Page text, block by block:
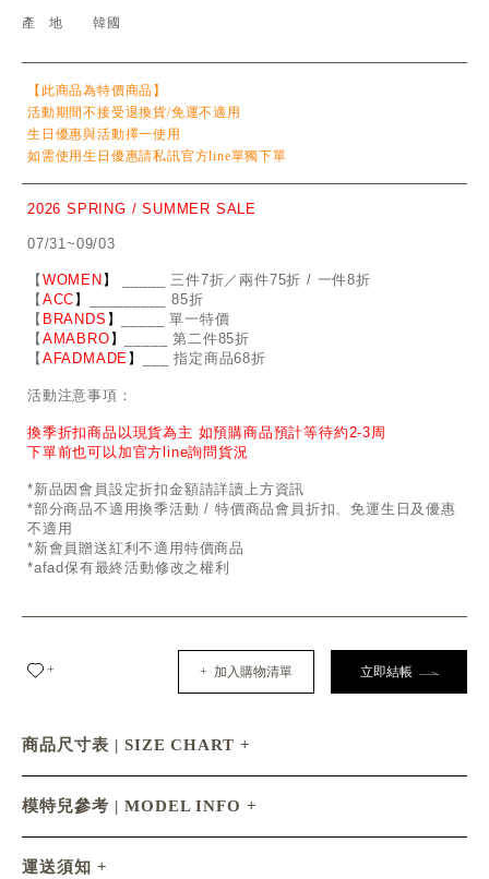
產地韓國
【此商品為特價商品】
活動期間不接受退換貨/免運不適用
生日優惠與活動擇一使用
如需使用生日優惠請私訊官方line單獨下單
2026 SPRING / SUMMER SALE
07/31~09/03
【 WOMEN 】
___ 三件7折／兩件75折 / 一件8折
【 ACC 】
____ 85折
【 BRANDS 】
_ 單一特價
【 AMABRO 】
_ 第二件85折
【 AFADMADE 】 ___ 指定商品68折
活動注意事項：
換季折扣商品以現貨為主 如預購商品預計等待約2-3周
下單前也可以加官方line詢問貨況
*新品因會員設定折扣金額請詳讀上方資訊
*部分商品不適用換季活動 / 特價商品會員折扣、免運生日及優惠
不適用
*新會員贈送紅利不適用特價商品
*afad保有最終活動修改之權利
+ + 加入購物清單 立即結帳
商品尺寸表 | SIZE CHART
模特兒參考 | MODEL INFO
運送須知